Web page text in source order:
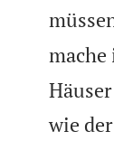
mache
wie